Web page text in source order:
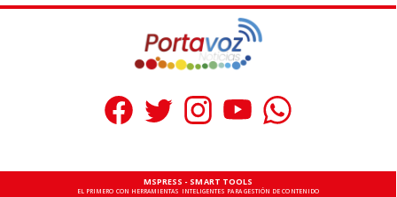
MSPRESS - SMART TOOLS
EL PRIMERO CON HERRAMIENTAS INTELIGENTES PARA GESTIÓN DE CONTENIDO